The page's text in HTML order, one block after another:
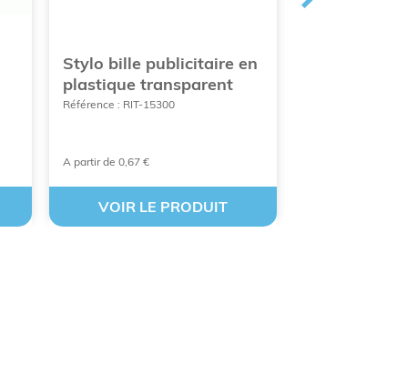
Stylo bille publicitaire en
plastique transparent
Référence : RIT-15300
A partir de 0,67 €
VOIR LE PRODUIT